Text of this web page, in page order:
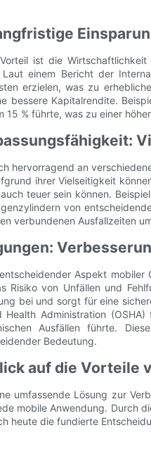
ist die
einem Bericht der
erzielen, was zu
bessere Kapitalrendite.
15 % führte, was zu einer
hervorragend an
ihrer Vielseitigkeit
teuer sein können.
von
verbundenen Ausfallzeiten
Aspekt
Risiko von Unfällen und
bei und sorgt für eine
Administration
Ausfällen führte.
Bedeutung.
auf die Vorteile
umfassende Lösung zur
mobile Anwendung. Durch
heute die fundierte